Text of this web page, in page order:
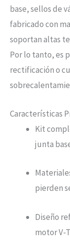
base, sellos de
fabricado con
soportan altas
Por lo tanto, es
rectificación o
Características
Kit
junta
pierden
Diseño
motor V-